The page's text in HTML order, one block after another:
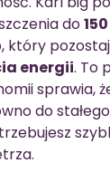
do
który
energii. To
sprawia,
do